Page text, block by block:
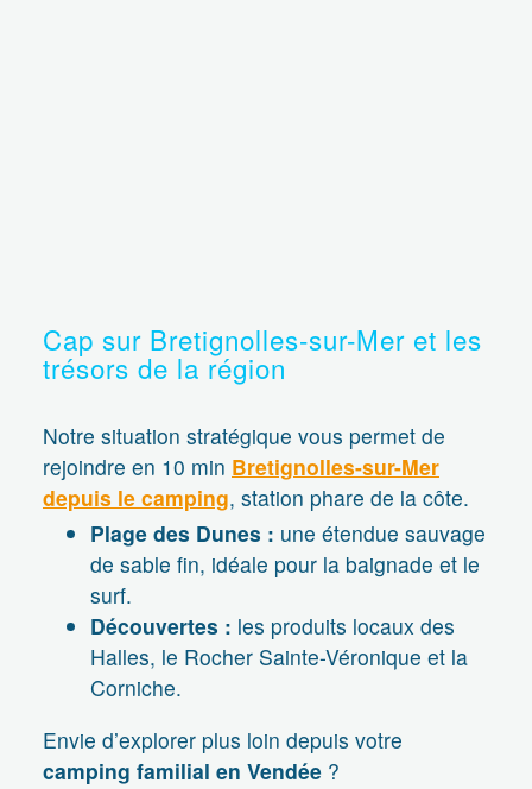
Cap sur Bretignolles-sur-Mer et les
trésors de la région
Notre situation stratégique vous permet de
rejoindre en 10 min Bretignolles-sur-Mer
depuis le camping, station phare de la côte.
Plage des Dunes : une étendue sauvage
de sable fin, idéale pour la baignade et le
surf.
Découvertes : les produits locaux des
Halles, le Rocher Sainte-Véronique et la
Corniche.
Envie d’explorer plus loin depuis votre
camping familial en Vendée ?